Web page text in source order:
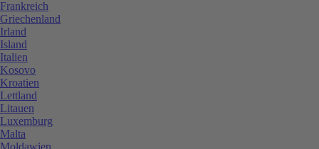
Frankreich
Griechenland
Irland
Island
Italien
Kosovo
Kroatien
Lettland
Litauen
Luxemburg
Malta
Moldawien